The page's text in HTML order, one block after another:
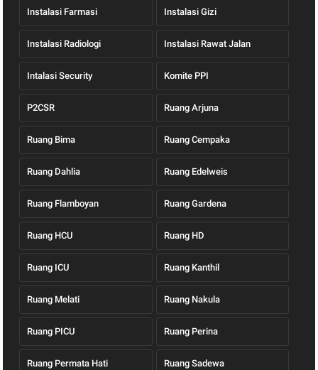
Instalasi Farmasi Instalasi Gizi
Instalasi Radiologi Instalasi Rawat Jalan
Intalasi Security Komite PPI
P2CSR Ruang Arjuna
Ruang Bima Ruang Cempaka
Ruang Dahlia Ruang Edelweis
Ruang Flamboyan Ruang Gardena
Ruang HCU Ruang HD
Ruang ICU Ruang Kanthil
Ruang Melati Ruang Nakula
Ruang PICU Ruang Perina
Ruang Permata Hati Ruang Sadewa